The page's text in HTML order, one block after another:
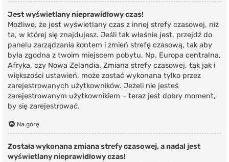
Jest wyświetlany nieprawidłowy czas!
Możliwe, że jest wyświetlany czas z innej strefy czasowej, niż
ta, w której się znajdujesz. Jeśli tak właśnie jest, przejdź do
panelu zarządzania kontem i zmień strefę czasową, tak aby
była zgodna z twoim miejscem pobytu. Np. Europa centralna,
Afryka, czy Nowa Zelandia. Zmiana strefy czasowej, tak jak i
większości ustawień, może zostać wykonana tylko przez
zarejestrowanych użytkowników. Jeżeli nie jesteś
zarejestrowanym użytkownikiem – teraz jest dobry moment,
by się zarejestrować.
Na górę
Została wykonana zmiana strefy czasowej, a nadal jest
wyświetlany nieprawidłowy czas!